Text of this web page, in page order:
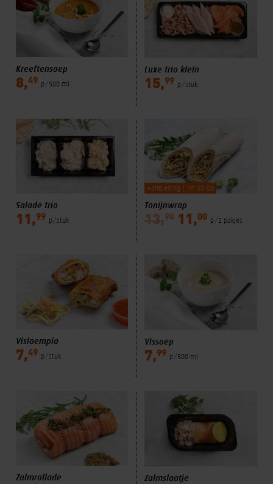
Kreeftensoep
8,49 p/500 ml
Luxe trio klein
15,99 p/stuk
Salade trio
11,99 p/stuk
Aanbieding t/m 30-08
Tonijnwrap
13,9811,00 p/2 pakjes
Visloempia
7,49 p/stuk
Vissoep
7,99 p/500 ml
Zalmrollade Zalmslaatje